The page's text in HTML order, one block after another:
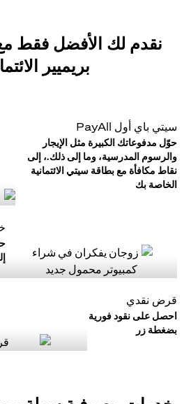
نقدم لك الأفضل فقط
بريميير
سيتي باي أول PayAll
حوّل مدفوعاتك الكبيرة مثل الإيجار
والرسوم المدرسية، وما إلى ذلك.، إلى
نقاط مكافأة مع بطاقة سيتي الائتمانية
الخاصة بك
قرض نقدي
احصل على نقود فورية
بضغطة زر